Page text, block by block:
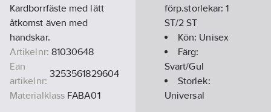
Kardborrfäste med lätt
åtkomst även med
handskar.
Artikelnr: 81030648
Ean
artikelnr:
3253561829604
Materialklass FABA01
förp.storlekar:1
ST/2 ST
Kön: Unisex
Färg:
Svart/Gul
Storlek:
Universal